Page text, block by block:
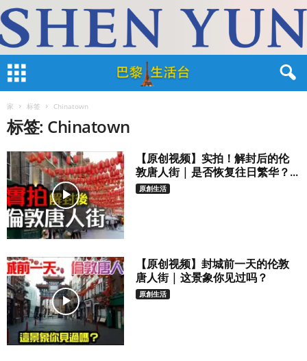
家 标签 Chinatown
标签: Chinatown
【原创视频】实拍！解封后的伦
敦唐人街 | 是否恢复往日繁华？...
原創生活
【原创视频】封城前一天的伦敦
唐人街 | 这景象你见过吗？
原創生活